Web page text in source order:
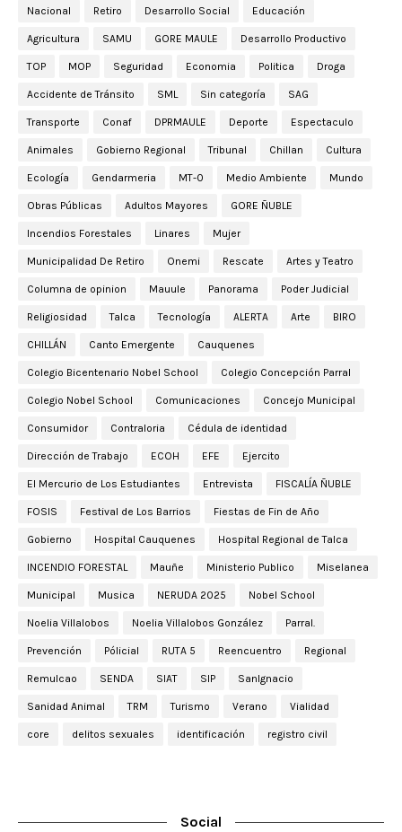
Nacional Retiro Desarrollo Social Educación
Agricultura SAMU GORE MAULE Desarrollo Productivo
TOP MOP Seguridad Economia Politica Droga
Accidente de Tránsito SML Sin categoría SAG
Transporte Conaf DPRMAULE Deporte Espectaculo
Animales Gobierno Regional Tribunal Chillan Cultura
Ecología Gendarmeria MT-0 Medio Ambiente Mundo
Obras Públicas Adultos Mayores GORE ÑUBLE
Incendios Forestales Linares Mujer
Municipalidad De Retiro Onemi Rescate Artes y Teatro
Columna de opinion Mauule Panorama Poder Judicial
Religiosidad Talca Tecnología ALERTA Arte BIRO
CHILLÁN Canto Emergente Cauquenes
Colegio Bicentenario Nobel School Colegio Concepción Parral
Colegio Nobel School Comunicaciones Concejo Municipal
Consumidor Contraloria Cédula de identidad
Dirección de Trabajo ECOH EFE Ejercito
El Mercurio de Los Estudiantes Entrevista FISCALÍA ÑUBLE
FOSIS Festival de Los Barrios Fiestas de Fin de Año
Gobierno Hospital Cauquenes Hospital Regional de Talca
INCENDIO FORESTAL Mauñe Ministerio Publico Miselanea
Municipal Musica NERUDA 2025 Nobel School
Noelia Villalobos Noelia Villalobos González Parral.
Prevención Pólicial RUTA 5 Reencuentro Regional
Remulcao SENDA SIAT SIP SanIgnacio
Sanidad Animal TRM Turismo Verano Vialidad
core delitos sexuales identificación registro civil
Social